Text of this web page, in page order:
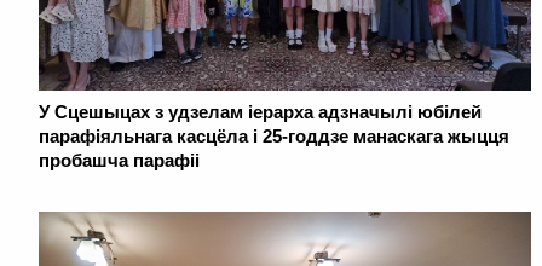
У Сцешыцах з удзелам іерарха адзначылі юбілей
парафіяльнага касцёла і 25-годдзе манаскага жыцця
пробашча парафіі